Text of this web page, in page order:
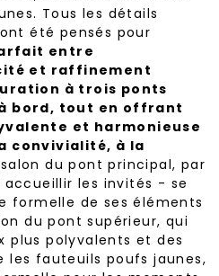
Tous les détails
été pensés pour
entre
et raffinement
à trois ponts
bord, tout en offrant
et harmonieuse
convivialité, à la
salon du pont principal, par
les invités - se
formelle de ses éléments
du pont supérieur, qui
plus polyvalents et des
les fauteuils poufs jaunes,